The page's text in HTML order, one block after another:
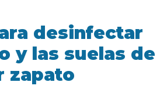
desinfectar
y las suelas de
zapato